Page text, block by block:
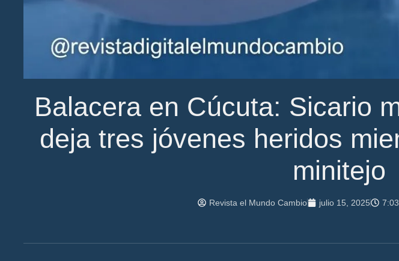
Balacera en Cúcuta: Sicario
deja tres jóvenes heridos
minitejo
Revista el Mundo Cambio julio 15, 2025